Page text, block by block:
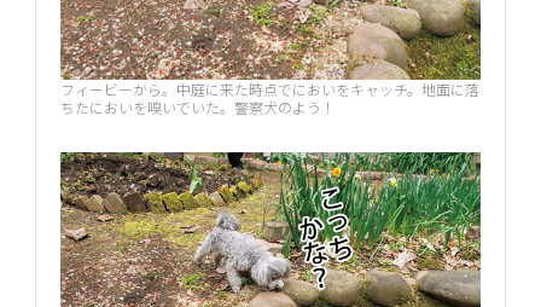
フィービーから。中庭に来た時点でにおいをキャッチ。地面に落
ちたにおいを嗅いでいた。警察犬のよう！